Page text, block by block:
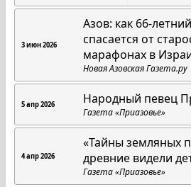
3 июн 2026
Азов: как 66-
спасается от
марафонах в
Новая Азовская Газета.ру
5 апр 2026 Народный певец
Газета «Приазовье»
4 апр 2026
«Тайны земляных
древние видели
Газета «Приазовье»